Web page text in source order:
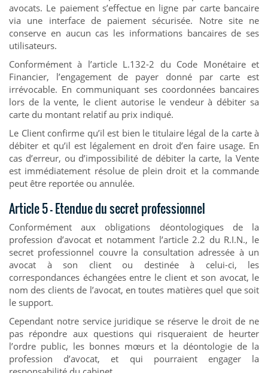
avocats. Le paiement s’effectue en ligne par carte bancaire
via une interface de paiement sécurisée. Notre site ne
conserve en aucun cas les informations bancaires de ses
utilisateurs.
Conformément à l’article L.132-2 du Code Monétaire et
Financier, l’engagement de payer donné par carte est
irrévocable. En communiquant ses coordonnées bancaires
lors de la vente, le client autorise le vendeur à débiter sa
carte du montant relatif au prix indiqué.
Le Client confirme qu’il est bien le titulaire légal de la carte à
débiter et qu’il est légalement en droit d’en faire usage. En
cas d’erreur, ou d’impossibilité de débiter la carte, la Vente
est immédiatement résolue de plein droit et la commande
peut être reportée ou annulée.
Article 5 – Etendue du secret professionnel
Conformément aux obligations déontologiques de la
profession d’avocat et notamment l’article 2.2 du R.I.N., le
secret professionnel couvre la consultation adressée à un
avocat à son client ou destinée à celui-ci, les
correspondances échangées entre le client et son avocat, le
nom des clients de l’avocat, en toutes matières quel que soit
le support.
Cependant notre service juridique se réserve le droit de ne
pas répondre aux questions qui risqueraient de heurter
l’ordre public, les bonnes mœurs et la déontologie de la
profession d’avocat, et qui pourraient engager la